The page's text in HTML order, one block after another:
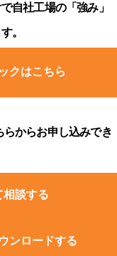
自社工場の「強み」
。
クはこちら
からお申し込みでき
相談する
ンロードする